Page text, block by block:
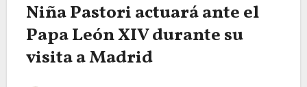
Niña Pastori actuará ante el
Papa León XIV durante su
visita a Madrid